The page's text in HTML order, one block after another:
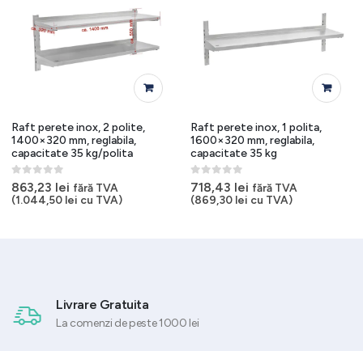
Raft perete inox, 2 polite,
1400×320 mm, reglabila,
capacitate 35 kg/polita
0out of 5
863,23 lei fără TVA
(1.044,50 lei cu TVA)
Raft perete inox, 1 polita,
1600×320 mm, reglabila,
capacitate 35 kg
0out of 5
718,43 lei fără TVA
(869,30 lei cu TVA)
Livrare Gratuita
La comenzi de peste 1000 lei